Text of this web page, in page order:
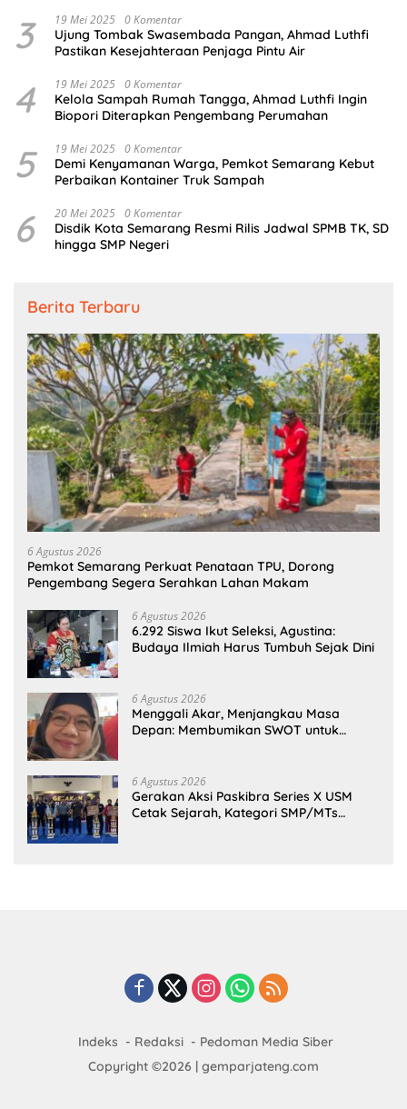
3 19 Mei 2025 0 Komentar
Ujung Tombak Swasembada Pangan, Ahmad Luthfi
Pastikan Kesejahteraan Penjaga Pintu Air
4 19 Mei 2025 0 Komentar
Kelola Sampah Rumah Tangga, Ahmad Luthfi Ingin
Biopori Diterapkan Pengembang Perumahan
5 19 Mei 2025 0 Komentar
Demi Kenyamanan Warga, Pemkot Semarang Kebut
Perbaikan Kontainer Truk Sampah
6 20 Mei 2025 0 Komentar
Disdik Kota Semarang Resmi Rilis Jadwal SPMB TK, SD
hingga SMP Negeri
Berita Terbaru
6 Agustus 2026
Pemkot Semarang Perkuat Penataan TPU, Dorong
Pengembang Segera Serahkan Lahan Makam
6 Agustus 2026
6.292 Siswa Ikut Seleksi, Agustina:
Budaya Ilmiah Harus Tumbuh Sejak Dini
6 Agustus 2026
Menggali Akar, Menjangkau Masa
Depan: Membumikan SWOT untuk
6 Agustus 2026
Gerakan Aksi Paskibra Series X USM
Cetak Sejarah, Kategori SMP/MTs
Indeks Redaksi
Pedoman Media Siber
Copyright ©2026 | gemparjateng.com